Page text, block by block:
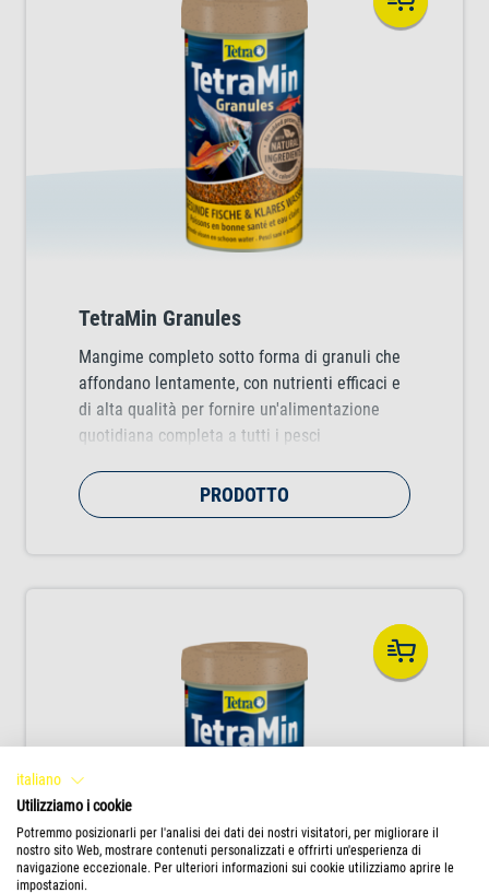
TetraMin Granules
Mangime completo sotto forma di granuli che
affondano lentamente, con nutrienti efficaci e
di alta qualità per fornire un'alimentazione
quotidiana completa a tutti i pesci
pesci, la loro vitalità e la brillantezza dei
colori.
PRODOTTO
italiano
Utilizziamo i cookie
Potremmo posizionarli per l'analisi dei dati dei nostri visitatori, per migliorare il
nostro sito Web, mostrare contenuti personalizzati e offrirti un'esperienza di
navigazione eccezionale. Per ulteriori informazioni sui cookie utilizziamo aprire le
impostazioni.